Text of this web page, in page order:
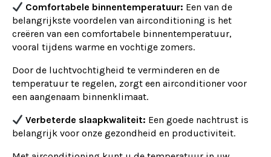
Comfortabele binnentemperatuur: Een van de
belangrijkste voordelen van airconditioning is het
creëren van een comfortabele binnentemperatuur,
vooral tijdens warme en vochtige zomers.
Door de luchtvochtigheid te verminderen en de
temperatuur te regelen, zorgt een airconditioner voor
een aangenaam binnenklimaat.
Verbeterde slaapkwaliteit: Een goede nachtrust is
belangrijk voor onze gezondheid en productiviteit.